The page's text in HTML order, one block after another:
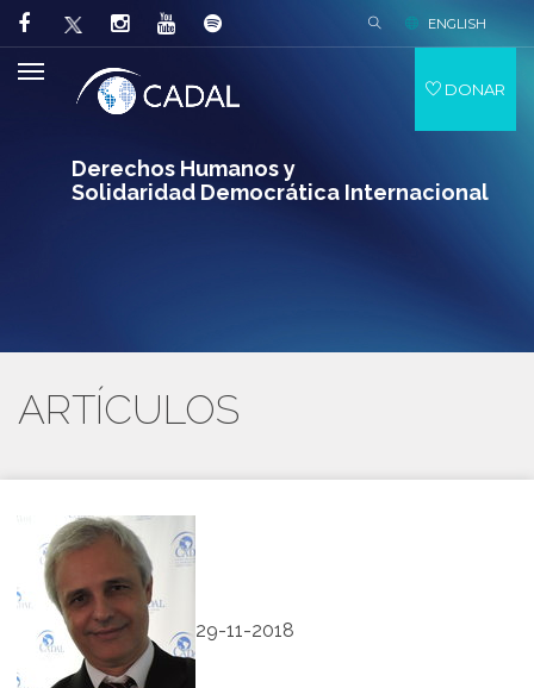
Derechos Humanos y
Solidaridad Democrática Internacional
ENGLISH
DONAR
ARTÍCULOS
29-11-2018